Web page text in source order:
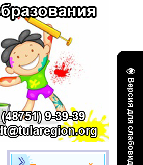
Версия для слабовидящих